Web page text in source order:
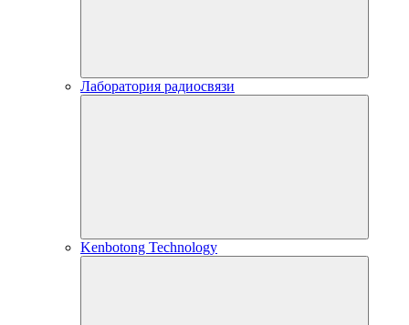
Лаборатория радиосвязи
Kenbotong Technology